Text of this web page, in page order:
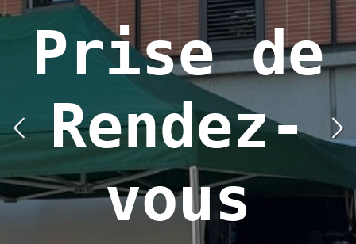
Prise de
Rendez-
vous